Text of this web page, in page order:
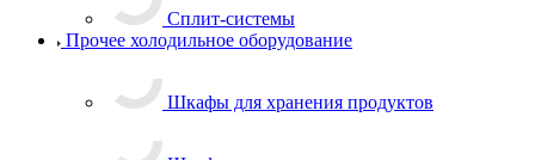
Сплит-системы
Прочее холодильное оборудование
Шкафы для хранения продуктов